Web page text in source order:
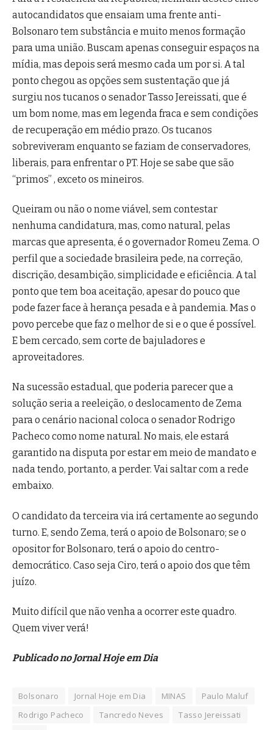
autocandidatos que ensaiam uma frente anti-
Bolsonaro tem substância e muito menos formação
para uma união. Buscam apenas conseguir espaços na
mídia, mas depois será mesmo cada um por si. A tal
ponto chegou as opções sem sustentação que já
surgiu nos tucanos o senador Tasso Jereissati, que é
um bom nome, mas em legenda fraca e sem condições
de recuperação em médio prazo. Os tucanos
sobreviveram enquanto se faziam de conservadores,
liberais, para enfrentar o PT. Hoje se sabe que são
“primos” , exceto os mineiros.
Queiram ou não o nome viável, sem contestar
nenhuma candidatura, mas, como natural, pelas
marcas que apresenta, é o governador Romeu Zema. O
perfil que a sociedade brasileira pede, na correção,
discrição, desambição, simplicidade e eficiência. A tal
ponto que tem boa aceitação, apesar do pouco que
pode fazer face à herança pesada e à pandemia. Mas o
povo percebe que faz o melhor de si e o que é possível.
E bem cercado, sem corte de bajuladores e
aproveitadores.
Na sucessão estadual, que poderia parecer que a
solução seria a reeleição, o deslocamento de Zema
para o cenário nacional coloca o senador Rodrigo
Pacheco como nome natural. No mais, ele estará
garantido na disputa por estar em meio de mandato e
nada tendo, portanto, a perder. Vai saltar com a rede
embaixo.
O candidato da terceira via irá certamente ao segundo
turno. E, sendo Zema, terá o apoio de Bolsonaro; se o
opositor for Bolsonaro, terá o apoio do centro-
democrático. Caso seja Ciro, terá o apoio dos que têm
juízo.
Muito difícil que não venha a ocorrer este quadro.
Quem viver verá!
Publicado no Jornal Hoje em Dia
Bolsonaro Jornal Hoje em Dia MINAS
Paulo Maluf
Rodrigo Pacheco
Tancredo Neves
Tasso Jereissati